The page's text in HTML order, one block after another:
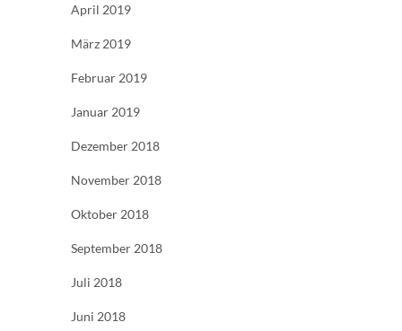
April 2019
März 2019
Februar 2019
Januar 2019
Dezember 2018
November 2018
Oktober 2018
September 2018
Juli 2018
Juni 2018